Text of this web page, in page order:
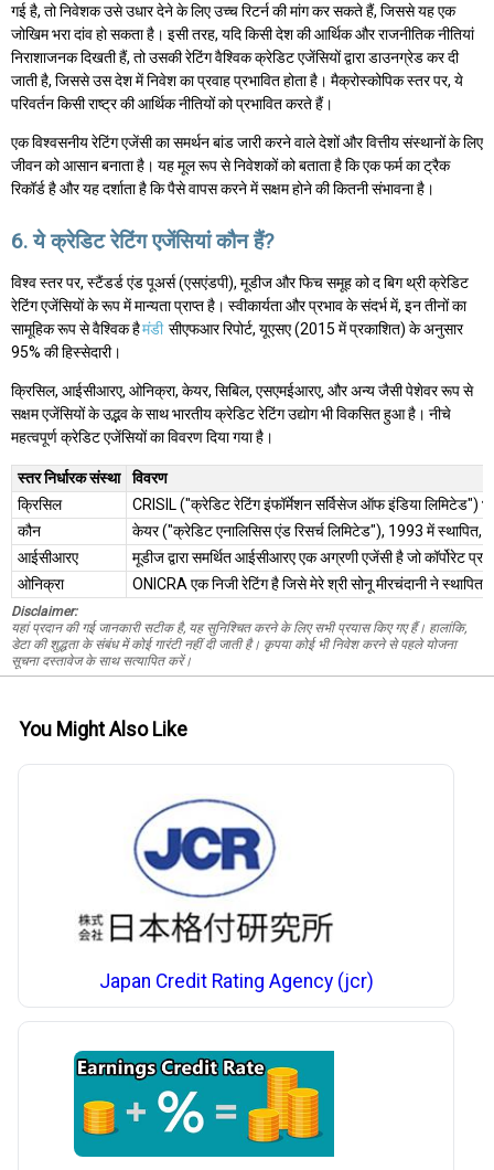
गई है, तो निवेशक उसे उधार देने के लिए उच्च रिटर्न की मांग कर सकते हैं, जिससे यह एक
जोखिम भरा दांव हो सकता है। इसी तरह, यदि किसी देश की आर्थिक और राजनीतिक नीतियां
निराशाजनक दिखती हैं, तो उसकी रेटिंग वैश्विक क्रेडिट एजेंसियों द्वारा डाउनग्रेड कर दी
जाती है, जिससे उस देश में निवेश का प्रवाह प्रभावित होता है। मैक्रोस्कोपिक स्तर पर, ये
परिवर्तन किसी राष्ट्र की आर्थिक नीतियों को प्रभावित करते हैं।
एक विश्वसनीय रेटिंग एजेंसी का समर्थन बांड जारी करने वाले देशों और वित्तीय संस्थानों के लिए
जीवन को आसान बनाता है। यह मूल रूप से निवेशकों को बताता है कि एक फर्म का ट्रैक
रिकॉर्ड है और यह दर्शाता है कि पैसे वापस करने में सक्षम होने की कितनी संभावना है।
6. ये क्रेडिट रेटिंग एजेंसियां कौन हैं?
विश्व स्तर पर, स्टैंडर्ड एंड पूअर्स (एसएंडपी), मूडीज और फिच समूह को द बिग थ्री क्रेडिट
रेटिंग एजेंसियों के रूप में मान्यता प्राप्त है। स्वीकार्यता और प्रभाव के संदर्भ में, इन तीनों का
सामूहिक रूप से वैश्विक हैमंडी सीएफआर रिपोर्ट, यूएसए (2015 में प्रकाशित) के अनुसार
95% की हिस्सेदारी।
क्रिसिल, आईसीआरए, ओनिक्रा, केयर, सिबिल, एसएमईआरए, और अन्य जैसी पेशेवर रूप से
सक्षम एजेंसियों के उद्भव के साथ भारतीय क्रेडिट रेटिंग उद्योग भी विकसित हुआ है। नीचे
महत्वपूर्ण क्रेडिट एजेंसियों का विवरण दिया गया है।
स्तर निर्धारक संस्था
विवरण
क्रिसिल
CRISIL ("क्रेडिट रेटिंग इंफॉर्मेशन सर्विसेज ऑफ इंडिया लिमिटेड")
कौन
केयर ("क्रेडिट एनालिसिस एंड रिसर्च लिमिटेड"), 1993 में स्थापित,
आईसीआरए
मूडीज द्वारा समर्थित आईसीआरए एक अग्रणी एजेंसी है जो कॉर्पोरेट
ओनिक्रा
ONICRA एक निजी रेटिंग है जिसे मेरे श्री सोनू मीरचंदानी ने
Disclaimer:
यहां प्रदान की गई जानकारी सटीक है, यह सुनिश्चित करने के लिए सभी प्रयास किए गए हैं। हालांकि,
डेटा की शुद्धता के संबंध में कोई गारंटी नहीं दी जाती है। कृपया कोई भी निवेश करने से पहले योजना
सूचना दस्तावेज के साथ सत्यापित करें।
You Might Also Like
Japan Credit Rating Agency (jcr)